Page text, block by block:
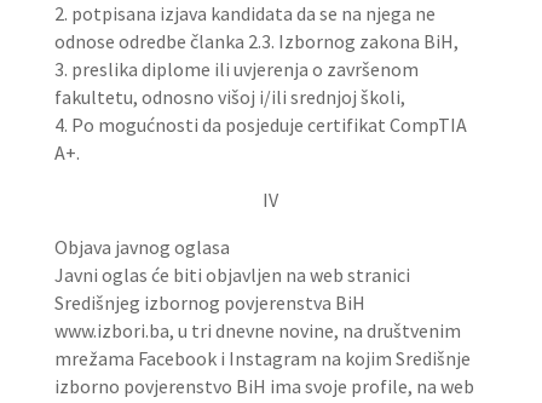
2. potpisana izjava kandidata da se na njega ne
odnose odredbe članka 2.3. Izbornog zakona BiH,
3. preslika diplome ili uvjerenja o završenom
fakultetu, odnosno višoj i/ili srednjoj školi,
4. Po mogućnosti da posjeduje certifikat CompTIA
A+.
IV
Objava javnog oglasa
Javni oglas će biti objavljen na web stranici
Središnjeg izbornog povjerenstva BiH
www.izbori.ba, u tri dnevne novine, na društvenim
mrežama Facebook i Instagram na kojim Središnje
izborno povjerenstvo BiH ima svoje profile, na web